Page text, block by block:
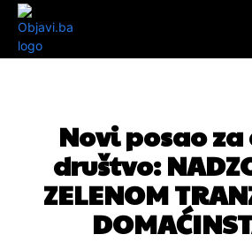
Novi posao
društvo:
ZELENOM